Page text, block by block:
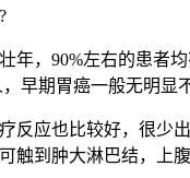
，90%左右的患者
早期胃癌一般无明
应也比较好，很少
触到肿大淋巴结，上腹